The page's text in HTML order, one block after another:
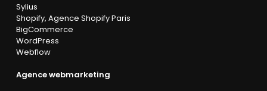
Sylius
Shopify, Agence Shopify Paris
BigCommerce
WordPress
Webflow
Agence webmarketing